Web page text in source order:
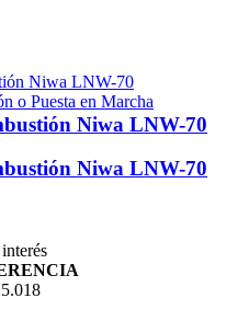
Niwa LNW-70
Niwa LNW-70